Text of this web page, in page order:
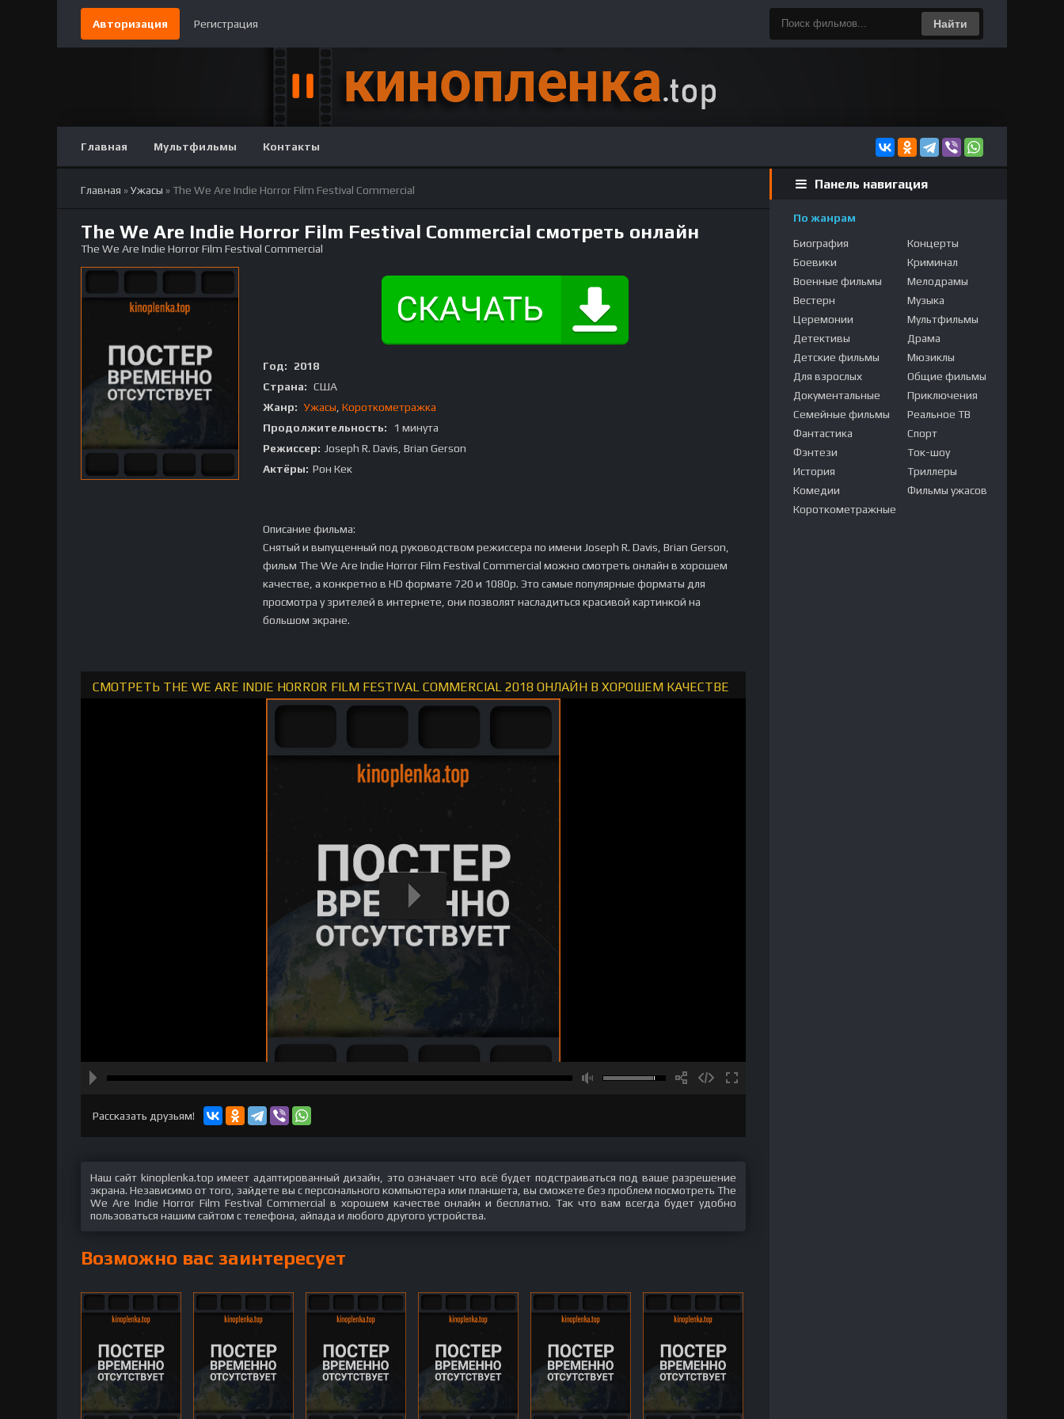
Авторизация Регистрация Найти
Главная Мультфильмы Контакты
Главная »Ужасы » The We Are Indie Horror Film Festival Commercial
The We Are Indie Horror Film Festival Commercial смотреть онлайн
The We Are Indie Horror Film Festival Commercial
Год:
2018
Страна: США
Жанр: Ужасы Короткометражка
Продолжительность:
1 минута
Режиссер: Joseph R. Davis, Brian Gerson
Актёры: Рон Кек
Описание фильма:
Снятый и выпущенный под руководством режиссера по имени Joseph R. Davis, Brian Gerson,
фильм The We Are Indie Horror Film Festival Commercial можно смотреть онлайн в хорошем
качестве, а конкретно в HD формате 720 и 1080p. Это самые популярные форматы для
просмотра у зрителей в интернете, они позволят насладиться красивой картинкой на
большом экране.
СМОТРЕТЬ THE WE ARE INDIE HORROR FILM FESTIVAL COMMERCIAL 2018 ОНЛАЙН В ХОРОШЕМ КАЧЕСТВЕ
Рассказать друзьям!
Наш сайт kinoplenka.top имеет адаптированный дизайн, это означает что всё будет подстраиваться под ваше разрешение
экрана. Независимо от того, зайдете вы с персонального компьютера или планшета, вы сможете без проблем посмотреть The
We Are Indie Horror Film Festival Commercial в хорошем качестве онлайн и бесплатно. Так что вам всегда будет удобно
пользоваться нашим сайтом с телефона, айпада и любого другого устройства.
Возможно вас заинтересует
Панель навигация
По жанрам
Биография
Боевики
Военные фильмы
Вестерн
Церемонии
Детективы
Детские фильмы
Для взрослых
Документальные
Семейные фильмы
Фантастика
Фэнтези
История
Комедии
Короткометражные
Концерты
Криминал
Мелодрамы
Музыка
Мультфильмы
Драма
Мюзиклы
Общие фильмы
Приключения
Реальное ТВ
Спорт
Ток-шоу
Триллеры
Фильмы ужасов